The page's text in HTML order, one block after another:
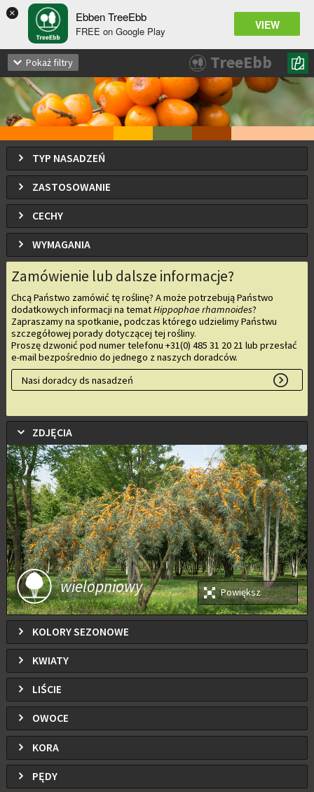
× Ebben TreeEbb
FREE on Google Play VIEW
Hippophae rhamnoides
Rokitnik zwyczajny
TYP NASADZEŃ
ZASTOSOWANIE
CECHY
WYMAGANIA
Zamówienie lub dalsze informacje?
Chcą Państwo zamówić tę roślinę? A może potrzebują Państwo
dodatkowych informacji na tematHippophae rhamnoides?
Zapraszamy na spotkanie, podczas którego udzielimy Państwu
szczegółowej porady dotyczącej tej rośliny.
Proszę dzwonić pod numer telefonu +31(0) 485 31 20 21 lub przesłać
e-mail bezpośrednio do jednego z naszych doradców.
Nasi doradcy ds nasadzeń
ZDJĘCIA
Powiększ
wielopniowy
KOLORY SEZONOWE
KWIATY
LIŚCIE
OWOCE
KORA
PĘDY
Pokaż filtry TreeEbb